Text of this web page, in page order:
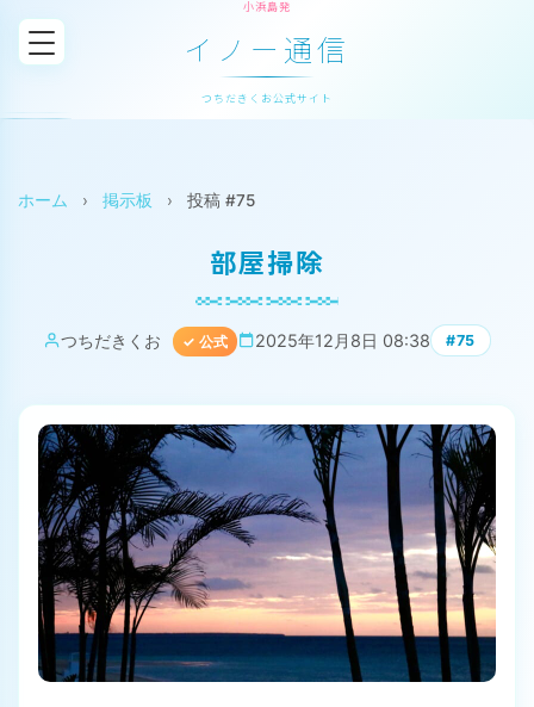
小浜島発
イノー通信
つちだきくお公式サイト
ホーム › 掲示板 › 投稿 #75
部屋掃除
つちだきくお ✓ 公式 2025年12月8日 08:38 #75